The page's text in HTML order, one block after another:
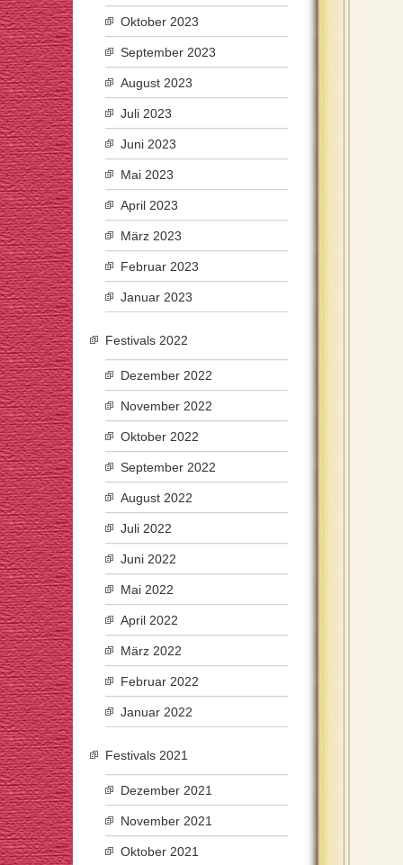
Oktober 2023
September 2023
August 2023
Juli 2023
Juni 2023
Mai 2023
April 2023
März 2023
Februar 2023
Januar 2023
Festivals 2022
Dezember 2022
November 2022
Oktober 2022
September 2022
August 2022
Juli 2022
Juni 2022
Mai 2022
April 2022
März 2022
Februar 2022
Januar 2022
Festivals 2021
Dezember 2021
November 2021
Oktober 2021